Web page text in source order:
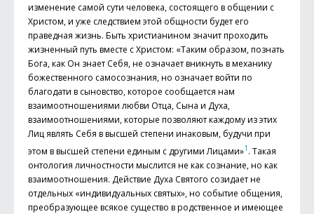
изменение самой сути человека, состоящего в общении с
Христом, и уже следствием этой общности будет его
праведная жизнь. Быть христианином значит проходить
жизненный путь вместе с Христом: «Таким образом, познать
Бога, как Он знает Себя, не означает вникнуть в механику
божественного самосознания, но означает войти по
благодати в сыновство, которое сообщается нам
взаимоотношениями любви Отца, Сына и Духа,
взаимоотношениями, которые позволяют каждому из этих
Лиц являть Себя в высшей степени инаковым, будучи при
этом в высшей степени единым с другими Лицами»1 . Такая
онтология личностности мыслится не как сознание, но как
взаимоотношения. Действие Духа Святого созидает не
отдельных «индивидуальных святых», но событие общения,
преобразующее всякое существо в родственное и имеющее